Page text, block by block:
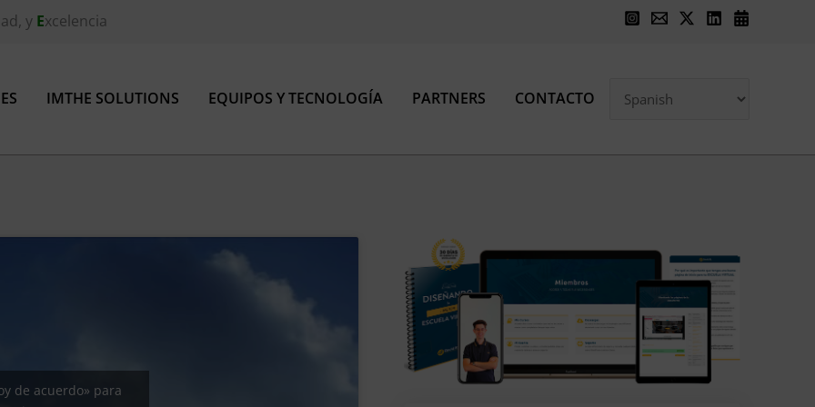
y Excelencia
IMTHE SOLUTIONS EQUIPOS Y TECNOLOGÍA PARTNERS CONTACTO
de acuerdo» para